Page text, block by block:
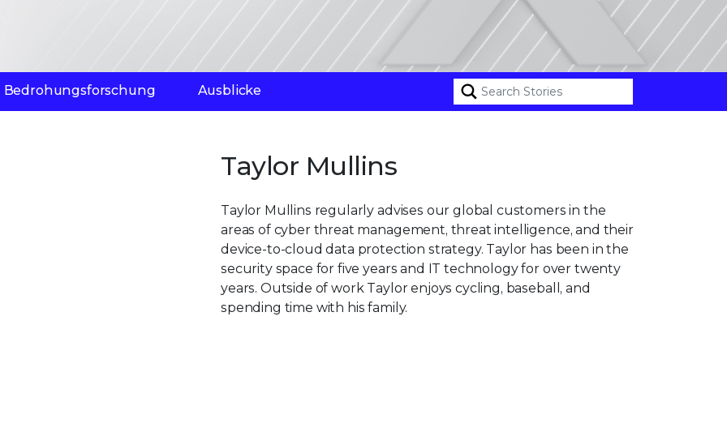
Bedrohungsforschung Ausblicke
Taylor Mullins
Taylor Mullins regularly advises our global customers in the
areas of cyber threat management, threat intelligence, and their
device-to-cloud data protection strategy. Taylor has been in the
security space for five years and IT technology for over twenty
years. Outside of work Taylor enjoys cycling, baseball, and
spending time with his family.